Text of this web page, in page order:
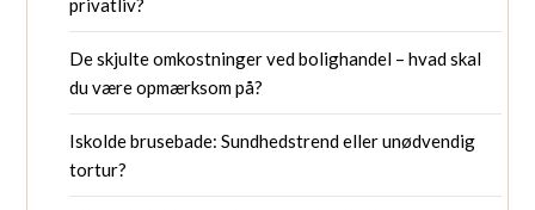
privatliv?
De skjulte omkostninger ved bolighandel – hvad skal
du være opmærksom på?
Iskolde brusebade: Sundhedstrend eller unødvendig
tortur?